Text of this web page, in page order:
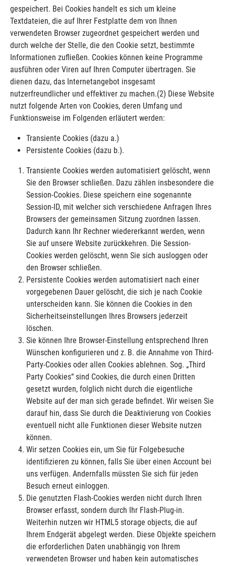
gespeichert. Bei Cookies handelt es sich um kleine
Textdateien, die auf Ihrer Festplatte dem von Ihnen
verwendeten Browser zugeordnet gespeichert werden und
durch welche der Stelle, die den Cookie setzt, bestimmte
Informationen zufließen. Cookies können keine Programme
ausführen oder Viren auf Ihren Computer übertragen. Sie
dienen dazu, das Internetangebot insgesamt
nutzerfreundlicher und effektiver zu machen.(2) Diese Website
nutzt folgende Arten von Cookies, deren Umfang und
Funktionsweise im Folgenden erläutert werden:
Transiente Cookies (dazu a.)
Persistente Cookies (dazu b.).
Transiente Cookies werden automatisiert gelöscht, wenn
Sie den Browser schließen. Dazu zählen insbesondere die
Session-Cookies. Diese speichern eine sogenannte
Session-ID, mit welcher sich verschiedene Anfragen Ihres
Browsers der gemeinsamen Sitzung zuordnen lassen.
Dadurch kann Ihr Rechner wiedererkannt werden, wenn
Sie auf unsere Website zurückkehren. Die Session-
Cookies werden gelöscht, wenn Sie sich ausloggen oder
den Browser schließen.
Persistente Cookies werden automatisiert nach einer
vorgegebenen Dauer gelöscht, die sich je nach Cookie
unterscheiden kann. Sie können die Cookies in den
Sicherheitseinstellungen Ihres Browsers jederzeit
löschen.
Sie können Ihre Browser-Einstellung entsprechend Ihren
Wünschen konfigurieren und z. B. die Annahme von Third-
Party-Cookies oder allen Cookies ablehnen. Sog. „Third
Party Cookies“ sind Cookies, die durch einen Dritten
gesetzt wurden, folglich nicht durch die eigentliche
Website auf der man sich gerade befindet. Wir weisen Sie
darauf hin, dass Sie durch die Deaktivierung von Cookies
eventuell nicht alle Funktionen dieser Website nutzen
können.
Wir setzen Cookies ein, um Sie für Folgebesuche
identifizieren zu können, falls Sie über einen Account bei
uns verfügen. Andernfalls müssten Sie sich für jeden
Besuch erneut einloggen.
Die genutzten Flash-Cookies werden nicht durch Ihren
Browser erfasst, sondern durch Ihr Flash-Plug-in.
Weiterhin nutzen wir HTML5 storage objects, die auf
Ihrem Endgerät abgelegt werden. Diese Objekte speichern
die erforderlichen Daten unabhängig von Ihrem
verwendeten Browser und haben kein automatisches